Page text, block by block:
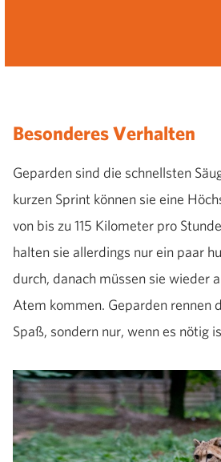
Besonderes Verhalten
Geparden sind die schnellsten
kurzen Sprint können sie eine
von bis zu 115 Kilometer pro
halten sie allerdings nur ein paar
durch, danach müssen sie wieder
Atem kommen. Geparden rennen
Spaß, sondern nur, wenn es nötig